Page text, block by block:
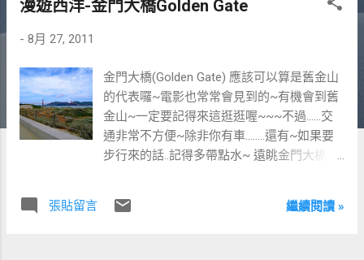
文
章
漫遊西洋-金門大橋Golden Gate
- 8月 27, 2011
金門大橋(Golden Gate) 應該可以算是舊金山
的代表囉~電影也常常會見到的~有機會到舊
金山~一定要記得來這逛逛喔~~~不過......交
通非常不方便~除非你有車........還有~如果要
步行來的話..記得多帶點水~ 遠眺金門大橋 在
張貼留言 繼續閱讀 »